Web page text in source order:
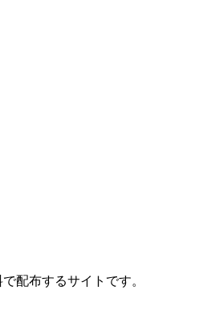
配布するサイトです。